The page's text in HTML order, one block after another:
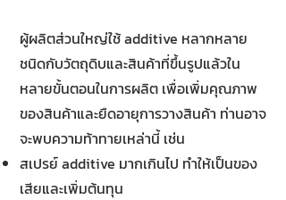
ผู้ผลิตส่วนใหญ่ใช้ additive หลากหลาย
ชนิดกับวัตถุดิบและสินค้าที่ขึ้นรูปแล้วใน
หลายขั้นตอนในการผลิต เพื่อเพิ่มคุณภาพ
ของสินค้าและยืดอายุการวางสินค้า ท่านอาจ
จะพบความท้าทายเหล่านี้ เช่น
สเปรย์ additive มากเกินไป ทำให้เป็นของ
เสียและเพิ่มต้นทุน